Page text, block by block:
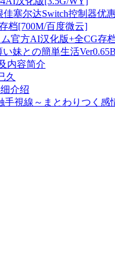
塞尔达Switch控制器优
档[700M/百度微云]
官方AI汉化版+全CG存
妹との簡単生活
内容简介
久
介绍
視線～まとわりつく